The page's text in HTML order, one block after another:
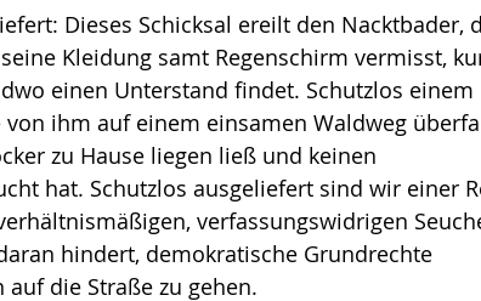
Dieses Schicksal ereilt den Nacktbader,
Kleidung samt Regenschirm vermisst,
einen Unterstand findet. Schutzlos einem
ihm auf einem einsamen Waldweg
zu Hause liegen ließ und keinen
hat. Schutzlos ausgeliefert sind wir einer
verfassungswidrigen
hindert, demokratische Grundrechte
die Straße zu gehen.